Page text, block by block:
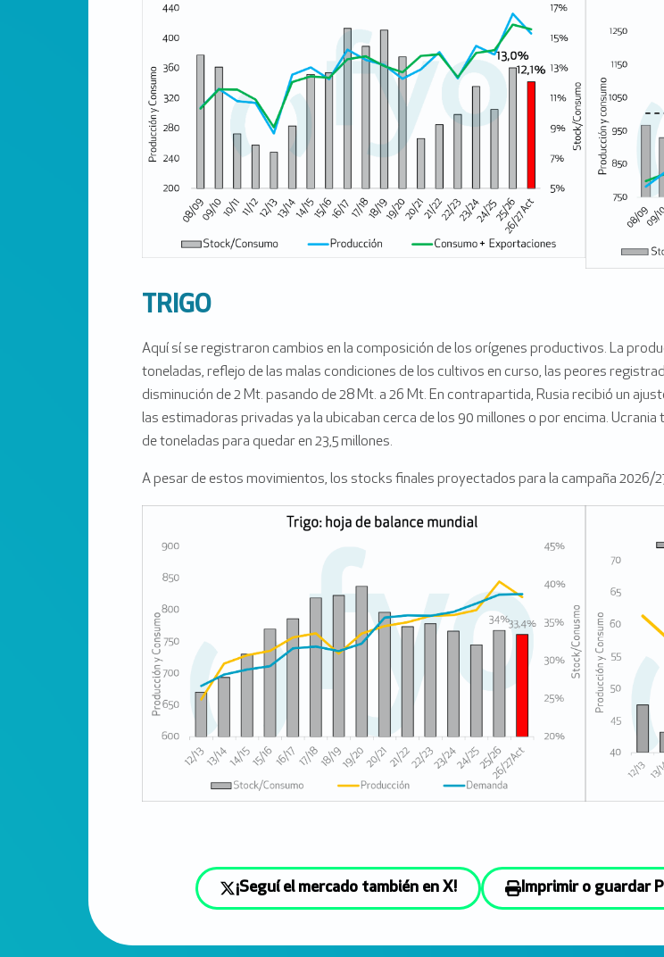
TRIGO
Aquí sí se registraron cambios en la composición de los orígenes productivos. La
toneladas, reflejo de las malas condiciones de los cultivos en curso, las peores
disminución de 2 Mt. pasando de 28 Mt. a 26 Mt. En contrapartida, Rusia recibió un
las estimadoras privadas ya la ubicaban cerca de los 90 millones o por encima.
de toneladas para quedar en 23,5 millones.
A pesar de estos movimientos, los stocks finales proyectados para la campaña 2026/
¡Seguí el mercado también en X! Imprimir o guardar